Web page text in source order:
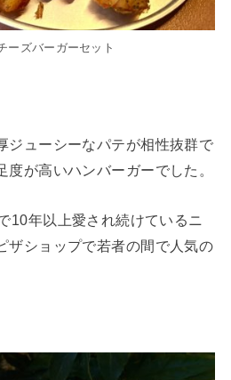
ーズバーガーセット
ジューシーなパテが相性抜群で
が高いハンバーガーでした。
10年以上愛され続けているニ
ザショップで若者の間で人気の